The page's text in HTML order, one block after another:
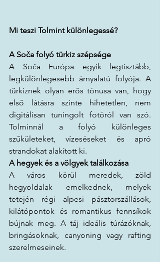
Mi teszi Tolmint különlegessé?
A Soča folyó türkiz szépsége
A Soča Európa egyik legtisztább,
legkülönlegesebb árnyalatú folyója. A
türkiznek olyan erős tónusa van, hogy
első látásra szinte hihetetlen, nem
digitálisan tuningolt fotóról van szó.
Tolminnál a folyó különleges
szűkületeket, vízeséseket és apró
strandokat alakított ki.
A hegyek és a völgyek találkozása
A város körül meredek, zöld
hegyoldalak emelkednek, melyek
tetején régi alpesi pásztorszállások,
kilátópontok és romantikus fennsíkok
bújnak meg. A táj ideális túrázóknak,
bringásoknak, canyoning vagy rafting
szerelmeseinek.